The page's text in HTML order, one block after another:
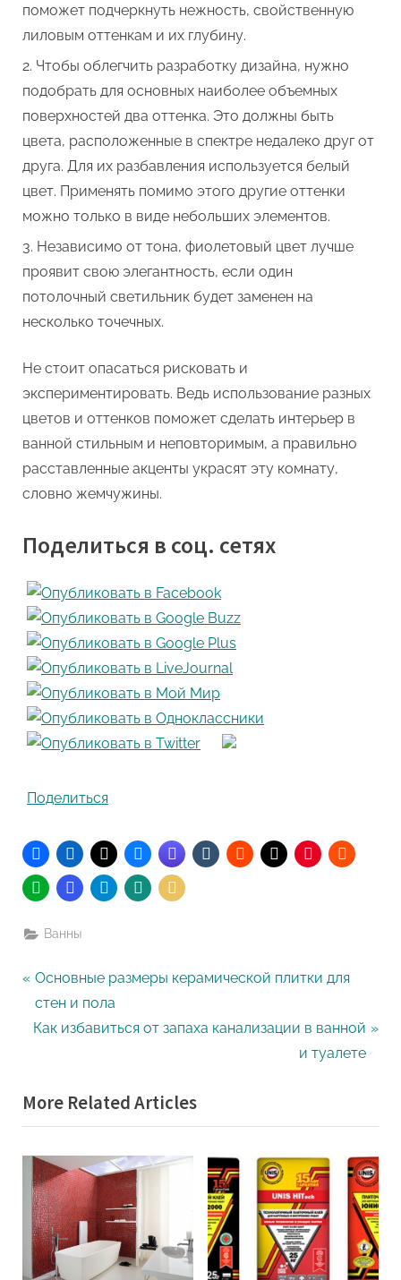
поможет подчеркнуть нежность, свойственную
лиловым оттенкам и их глубину.
Чтобы облегчить разработку дизайна, нужно
подобрать для основных наиболее объемных
поверхностей два оттенка. Это должны быть
цвета, расположенные в спектре недалеко друг от
друга. Для их разбавления используется белый
цвет. Применять помимо этого другие оттенки
можно только в виде небольших элементов.
Независимо от тона, фиолетовый цвет лучше
проявит свою элегантность, если один
потолочный светильник будет заменен на
несколько точечных.
Не стоит опасаться рисковать и
экспериментировать. Ведь использование разных
цветов и оттенков поможет сделать интерьер в
ванной стильным и неповторимым, а правильно
расставленные акценты украсят эту комнату,
словно жемчужины.
Поделиться в соц. сетях
Поделиться
Ванны
Навигация
по
P
r
e
o
u
s
P
o
s
t
Основные размеры керамической плитки для
стен и пола
N
t
P
o
s
t
:
Как избавиться от запаха канализации в ванной
и туалете
More Related Articles